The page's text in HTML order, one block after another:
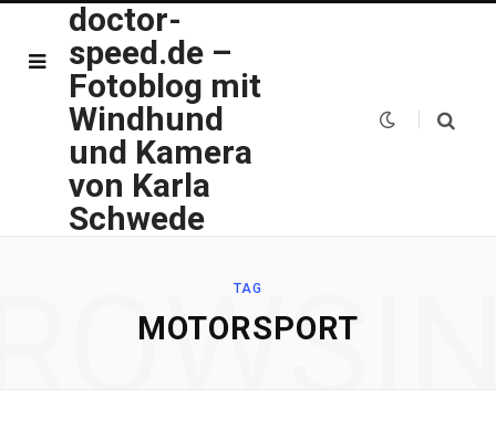
doctor-
speed.de –
Fotoblog mit
Windhund
und Kamera
von Karla
Schwede
TAG
MOTORSPORT